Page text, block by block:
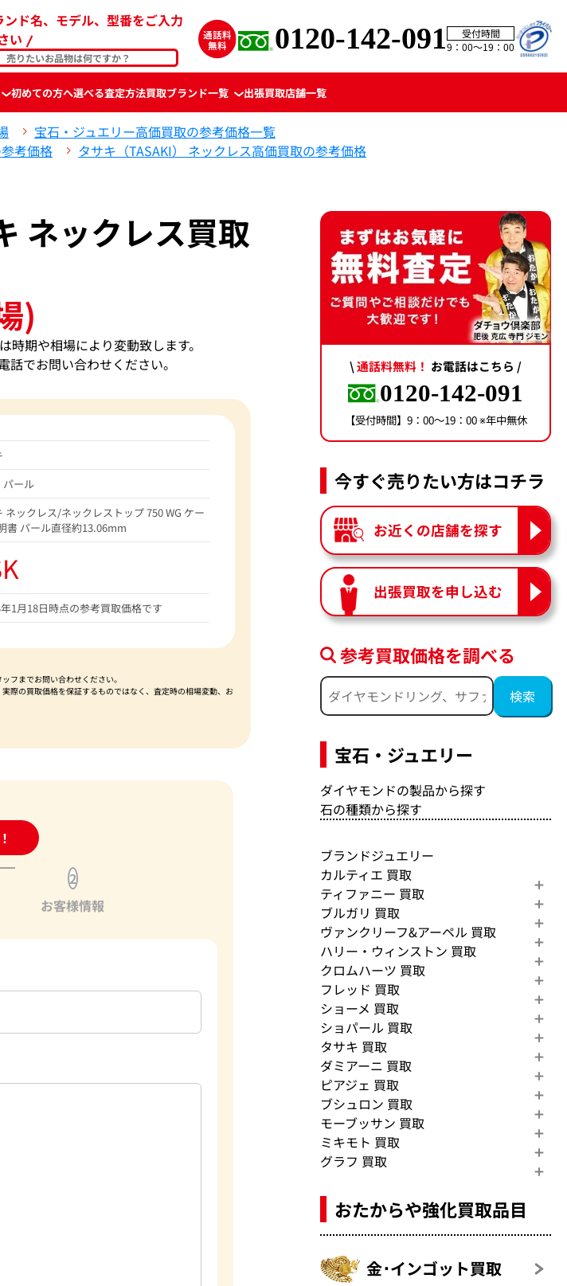
ンド名、モデル、型番をご入力
い
0120-142-091
受付時間
9：00〜19：00
初めての方へ選べる査定方法買取ブランド一覧 出張買取店舗一覧
宝石・ジュエリー高価買取の参考価格一覧
考価格
タサキ（TASAKI） ネックレス高価買取の参考価格
ネックレス買取
)
期や相場により変動致します。
でお問い合わせください。
パール
ネックレス/ネックレストップ 750 WG ケー
書 パール直径約13.06mm
1月18日時点の参考買取価格です
フまでお問い合わせください。
際の買取価格を保証するものではなく、査定時の相場変動、お
ム
2
お客様情報
\通話料無料！ お電話はこちら /
0120-142-091
【受付時間】9：00〜19：00 ※年中無休
今すぐ売りたい方はコチラ
お近くの店舗を探す
出張買取を申し込む
参考買取価格を調べる
宝石・ジュエリー
ダイヤモンドの製品から探す
石の種類から探す
ブランドジュエリー
カルティエ 買取
ティファニー 買取
ブルガリ 買取
ヴァンクリーフ&アーペル 買取
ハリー・ウィンストン 買取
クロムハーツ 買取
フレッド 買取
ショーメ 買取
ショパール 買取
タサキ 買取
ダミアーニ 買取
ピアジェ 買取
ブシュロン 買取
モーブッサン 買取
ミキモト 買取
グラフ 買取
おたからや強化買取品目
金･インゴット買取